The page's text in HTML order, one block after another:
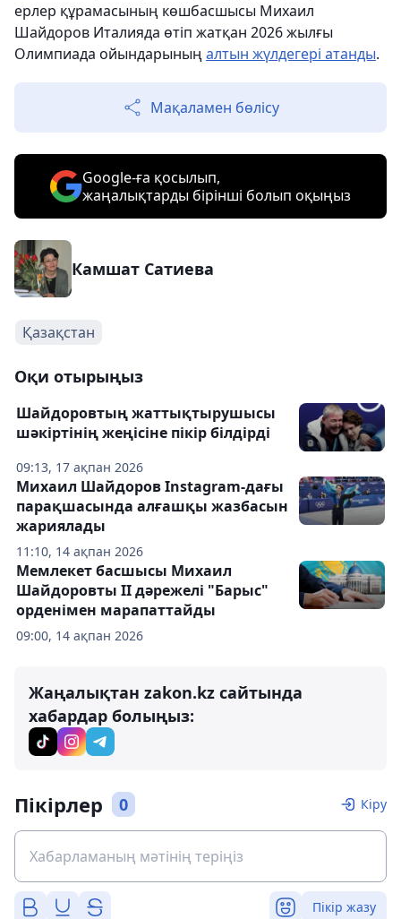
ерлер құрамасының көшбасшысы Михаил
Шайдоров Италияда өтіп жатқан 2026 жылғы
Олимпиада ойындарының алтын жүлдегері атанды.
Мақаламен бөлісу
Google-ға қосылып,
жаңалықтарды бірінші болып оқыңыз
Камшат Сатиева
Қазақстан
Оқи отырыңыз
09:13, 17 ақпан 2026
Шайдоровтың жаттықтырушысы
шәкіртінің жеңісіне пікір білдірді
11:10, 14 ақпан 2026
Михаил Шайдоров Instagram-дағы
парақшасында алғашқы жазбасын
жариялады
09:00, 14 ақпан 2026
Мемлекет басшысы Михаил
Шайдоровты II дәрежелі "Барыс"
орденімен марапаттайды
Жаңалықтан zakon.kz сайтында
хабардар болыңыз:
Пікірлер 0 Кіру
Пікір жазу